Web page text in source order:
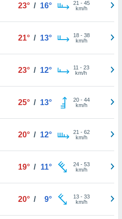
23° / 16° 21 - 45
km/h
21° / 13° 18- 38
km/h
23° / 12° 11 - 23
km/h
25° / 13° 20- 44
km/h
20° / 12° 21 - 62
km/h
19° / 11° 24- 53
km/h
20° / 9° 13- 33
km/h